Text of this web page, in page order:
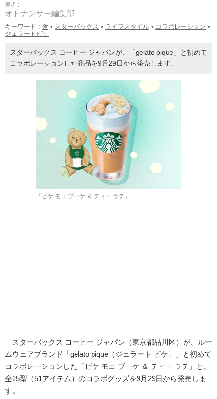
著者 :
オトナンサー編集部
キーワード : 食 • スターバックス • ライフスタイル • コラボレーション •
ジェラートピケ
スターバックス コーヒー ジャパンが、「gelato pique」と初めて
コラボレーションした商品を9月29日から発売します。
「ピケ モコ ブーケ ＆ ティー ラテ」
スターバックス コーヒー ジャパン（東京都品川区）が、ルー
ムウェアブランド「gelato pique（ジェラート ピケ）」と初めて
コラボレーションした「ピケ モコ ブーケ ＆ ティー ラテ」と、
全25型（51アイテム）のコラボグッズを9月29日から発売しま
す。